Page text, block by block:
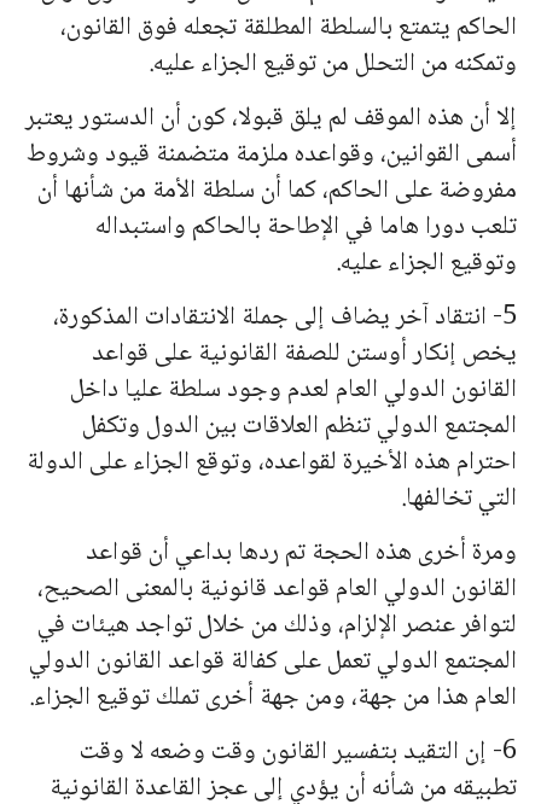
الحاكم يتمتع بالسلطة المطلقة تجعله فوق القانون،
وتمكنه من التحلل من توقيع الجزاء عليه.
إلا أن هذه الموقف لم يلق قبولا، كون أن الدستور يعتبر
أسمى القوانين، وقواعده ملزمة متضمنة قيود وشروط
مفروضة على الحاكم، كما أن سلطة الأمة من شأنها أن
تلعب دورا هاما في الإطاحة بالحاكم واستبداله
وتوقيع الجزاء عليه.
5- انتقاد آخر يضاف إلى جملة الانتقادات المذكورة،
يخص إنكار أوستن للصفة القانونية على قواعد
القانون الدولي العام لعدم وجود سلطة عليا داخل
المجتمع الدولي تنظم العلاقات بين الدول وتكفل
احترام هذه الأخيرة لقواعده، وتوقع الجزاء على الدولة
التي تخالفها.
ومرة أخرى هذه الحجة تم ردها بداعي أن قواعد
القانون الدولي العام قواعد قانونية بالمعنى الصحيح،
لتوافر عنصر الإلزام، وذلك من خلال تواجد هيئات في
المجتمع الدولي تعمل على كفالة قواعد القانون الدولي
العام هذا من جهة، ومن جهة أخرى تملك توقيع الجزاء.
6- إن التقيد بتفسير القانون وقت وضعه لا وقت
تطبيقه من شأنه أن يؤدي إلى عجز القاعدة القانونية